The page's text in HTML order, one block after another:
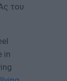
του
in